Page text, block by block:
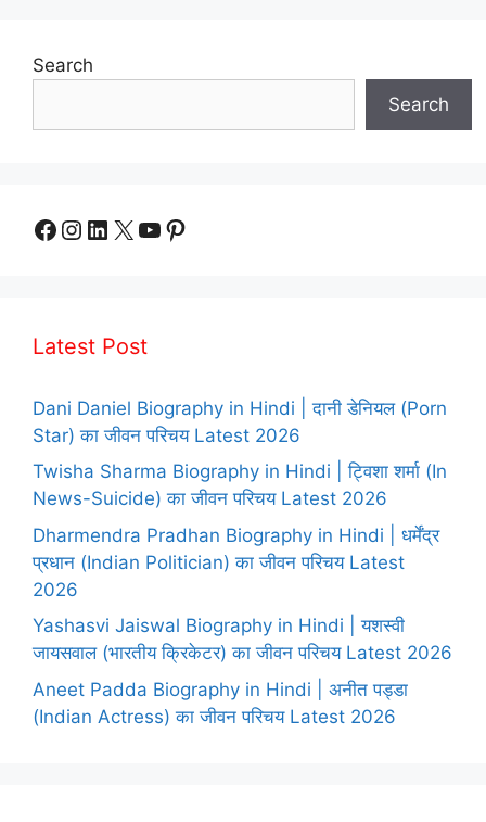
Search
Search
Facebook
Instagram
LinkedIn
X YouTube
Pinterest
Latest Post
Dani Daniel Biography in Hindi | दानी डेनियल (Porn
Star) का जीवन परिचय Latest 2026
Twisha Sharma Biography in Hindi | ट्विशा शर्मा (In
News-Suicide) का जीवन परिचय Latest 2026
Dharmendra Pradhan Biography in Hindi | धर्मेंद्र
प्रधान (Indian Politician) का जीवन परिचय Latest
2026
Yashasvi Jaiswal Biography in Hindi | यशस्वी
जायसवाल (भारतीय क्रिकेटर) का जीवन परिचय Latest 2026
Aneet Padda Biography in Hindi | अनीत पड्डा
(Indian Actress) का जीवन परिचय Latest 2026